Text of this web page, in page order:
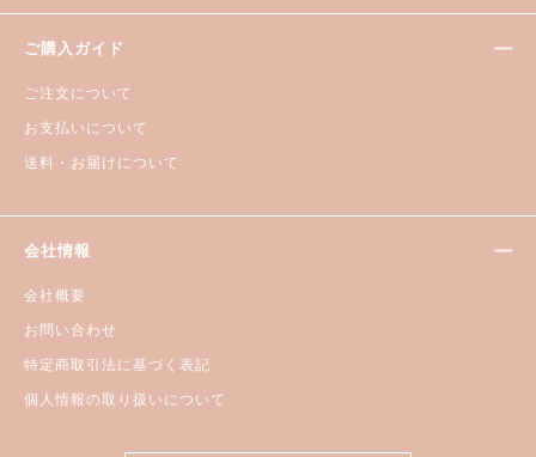
ご購入ガイド
ご注文について
お支払いについて
送料・お届けについて
会社情報
会社概要
お問い合わせ
特定商取引法に基づく表記
個人情報の取り扱いについて